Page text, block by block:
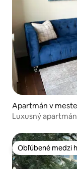
Apartmán v
Luxusný
Obľúbené medzi
Obľúbené medzi